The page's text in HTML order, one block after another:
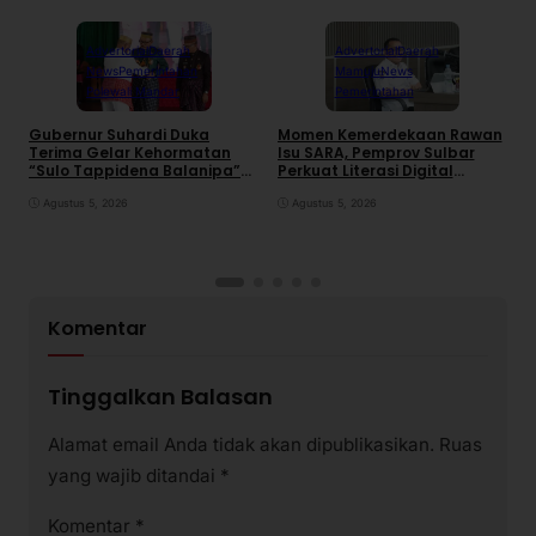
AdvertorialDaerah
NewsPemerintahan
Polewali Mandar
Gubernur Suhardi Duka
Terima Gelar Kehormatan
“Sulo Tappidena Balanipa”
Balanipa
Agustus 5, 2026
AdvertorialDaerah
MamujuNews
Pemerintahan
Momen Kemerdekaan Rawan
Isu SARA, Pemprov Sulbar
Perkuat Literasi Digital
Agustus 5, 2026
Komentar
Tinggalkan Balasan
Alamat email Anda tidak akan dipublikasikan. Ruas
yang wajib ditandai *
Komentar *